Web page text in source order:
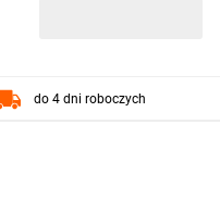
do 4 dni roboczych